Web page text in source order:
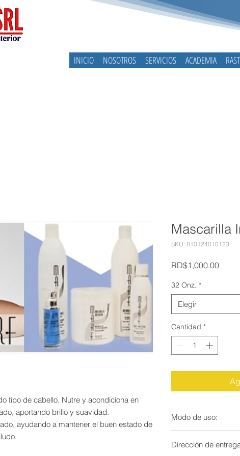
INICIO NOSOTROS SERVICIOS ACADEMIA
tipo de cabello. Nutre y acondiciona en
aportando brillo y suavidad.
ayudando a mantener el buen estado de
Mascarilla
SKU: 810124010123
RD$1,000.00Precio
32 Onz. *
Elegir
Cantidad *
Modo de uso:
minutos ó utilizar
Dirección de entrega